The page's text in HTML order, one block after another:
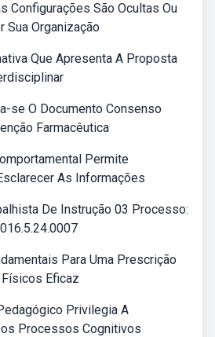
Configurações São Ocultas Ou
Sua Organização
Que Apresenta A Proposta
se O Documento Consenso
Farmacêutica
Permite
As Informações
De Instrução 03 Processo:
Para Uma Prescrição
Eficaz
Privilegia A
Processos Cognitivos